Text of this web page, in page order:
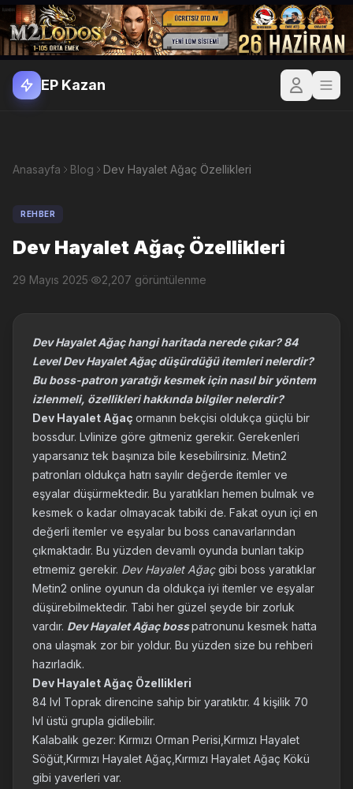
EP Kazan
Anasayfa Blog Dev Hayalet Ağaç Özellikleri
REHBER
Dev Hayalet Ağaç Özellikleri
29 Mayıs 2025· 2,207 görüntülenme
Dev Hayalet Ağaç hangi haritada nerede çıkar? 84
Level Dev Hayalet Ağaç düşürdüğü itemleri nelerdir?
Bu boss-patron yaratığı kesmek için nasıl bir yöntem
izlenmeli, özellikleri hakkında bilgiler nelerdir?
Dev Hayalet Ağaç ormanın bekçisi oldukça güçlü bir
bossdur. Lvlinize göre gitmeniz gerekir. Gerekenleri
yaparsanız tek başınıza bile kesebilirsiniz. Metin2
patronları oldukça hatrı sayılır değerde itemler ve
eşyalar düşürmektedir. Bu yaratıkları hemen bulmak ve
kesmek o kadar olmayacak tabiki de. Fakat oyun içi en
değerli itemler ve eşyalar bu boss canavarlarından
çıkmaktadır. Bu yüzden devamlı oyunda bunları takip
etmemiz gerekir. Dev Hayalet Ağaçgibi boss yaratıklar
Metin2 online oyunun da oldukça iyi itemler ve eşyalar
düşürebilmektedir. Tabi her güzel şeyde bir zorluk
vardır. Dev Hayalet Ağaç bosspatronunu kesmek hatta
ona ulaşmak zor bir yoldur. Bu yüzden size bu rehberi
hazırladık.
Dev Hayalet Ağaç Özellikleri
84 lvl Toprak direncine sahip bir yaratıktır. 4 kişilik 70
lvl üstü grupla gidilebilir.
Kalabalık gezer: Kırmızı Orman Perisi,Kırmızı Hayalet
Söğüt,Kırmızı Hayalet Ağaç,Kırmızı Hayalet Ağaç Kökü
gibi yaverleri var.